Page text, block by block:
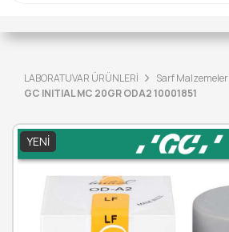
LABORATUVAR ÜRÜNLERİ Sarf Malzemeler
GC INITIAL MC 20GR ODA2 10001851
YENI